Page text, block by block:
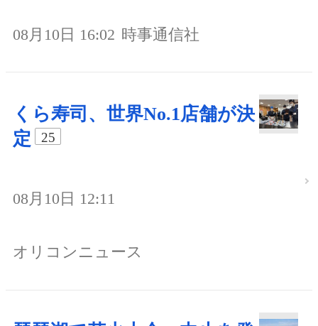
08月10日 16:02 時事通信社
くら寿司、世界No.1店舗が決
定
25
08月10日 12:11
オリコンニュース